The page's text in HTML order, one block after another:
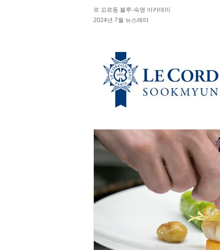
르 꼬르동 블루-숙명 아카데미
2024년 7월 뉴스레터